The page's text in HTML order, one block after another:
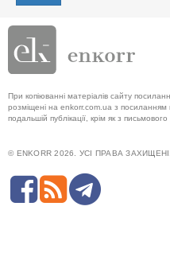
При копіюванні матеріалів сайту
розміщені на enkorr.com.ua з посиланням
подальшій публікації, крім як з письмового
© ENKORR 2026. УСІ ПРАВА ЗАХИЩЕНІ.